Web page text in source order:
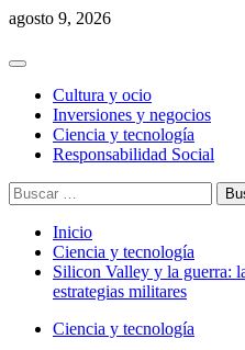
Saltar
contenido
agosto 9, 2026
Menú
principalCultura y ocio
Inversiones y negocios
Ciencia y tecnología
Responsabilidad Social
Buscar:
Inicio
Ciencia y tecnología
Silicon Valley y la guerra:
estrategias militares
Ciencia y tecnología